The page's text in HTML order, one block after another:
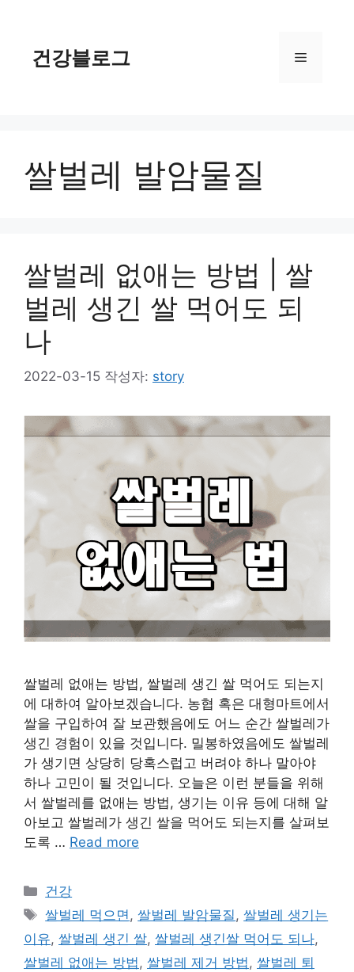
건강블로그 메
쌀벌레 발암물질
쌀벌레 없애는 방법 | 쌀
벌레 생긴 쌀 먹어도 되
나
2022-03-15 작성자: story
쌀벌레 없애는 방법, 쌀벌레 생긴 쌀 먹어도 되는지
에 대하여 알아보겠습니다. 농협 혹은 대형마트에서
쌀을 구입하여 잘 보관했음에도 어느 순간 쌀벌레가
생긴 경험이 있을 것입니다. 밀봉하였음에도 쌀벌레
가 생기면 상당히 당혹스럽고 버려야 하나 말아야
하나 고민이 될 것입니다. 오늘은 이런 분들을 위해
서 쌀벌레를 없애는 방법, 생기는 이유 등에 대해 알
아보고 쌀벌레가 생긴 쌀을 먹어도 되는지를 살펴보
도록 … Read more
카
테
리
건강
태
그
쌀벌레 먹으면,쌀벌레 발암물질,쌀벌레 생기는
이유, 쌀벌레 생긴 쌀, 쌀벌레 생긴쌀 먹어도 되나,
쌀벌레 없애는 방법, 쌀벌레 제거 방법, 쌀벌레 퇴